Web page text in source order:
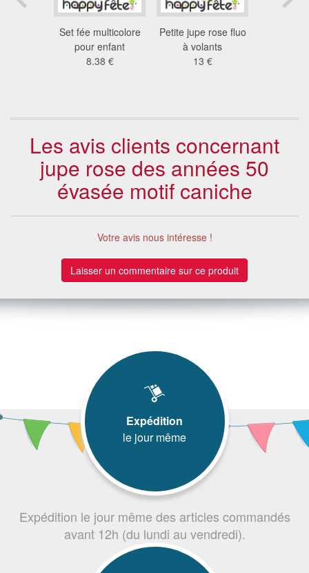
Set fée multicolore
pour enfant
8.38 €
Petite jupe rose fluo
à volants
13 €
Les avis clients concernant
jupe rose des années 50
évasée motif caniche
Votre avis nous intéresse !
Laisser un commentaire sur ce produit
Expédition
le jour même
Expédition le jour même des articles commandés
avant 12h (du lundi au vendredi).